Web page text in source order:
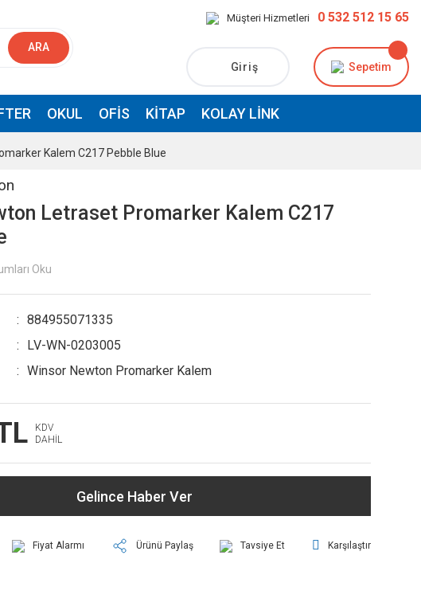
ARA
Müşteri Hizmetleri 0 532 512 15 65
Giriş Sepetim
OKUL OFIS KITAP KOLAY LINK
Kalem C217 Pebble Blue
Letraset Promarker Kalem C217
Oku
884955071335
LV-WN-0203005
Winsor Newton Promarker Kalem
KDV
DAHİL
Gelince Haber Ver
Fiyat Alarmı Ürünü Paylaş Tavsiye Et Karşılaştır